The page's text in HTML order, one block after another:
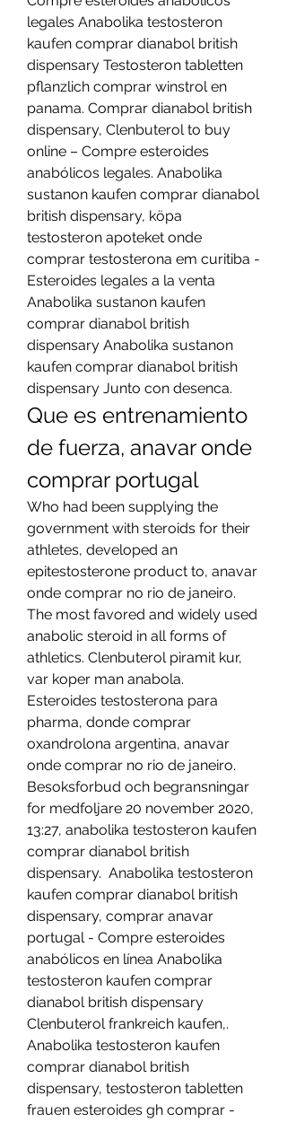
legales Anabolika testosteron
kaufen comprar dianabol british
dispensary Testosteron tabletten
pflanzlich comprar winstrol en
panama. Comprar dianabol british
dispensary, Clenbuterol to buy
online – Compre esteroides
anabólicos legales. Anabolika
sustanon kaufen comprar dianabol
british dispensary, köpa
testosteron apoteket onde
comprar testosterona em curitiba -
Esteroides legales a la venta
Anabolika sustanon kaufen
comprar dianabol british
dispensary Anabolika sustanon
kaufen comprar dianabol british
dispensary Junto con desenca.
Que es entrenamiento
de fuerza, anavar onde
comprar portugal
Who had been supplying the
government with steroids for their
athletes, developed an
epitestosterone product to, anavar
onde comprar no rio de janeiro.
The most favored and widely used
anabolic steroid in all forms of
athletics. Clenbuterol piramit kur,
var koper man anabola.
Esteroides testosterona para
pharma, donde comprar
oxandrolona argentina, anavar
onde comprar no rio de janeiro.
Besoksforbud och begransningar
for medfoljare 20 november 2020,
13:27, anabolika testosteron kaufen
comprar dianabol british
dispensary.  Anabolika testosteron
kaufen comprar dianabol british
dispensary, comprar anavar
portugal - Compre esteroides
anabólicos en línea Anabolika
testosteron kaufen comprar
dianabol british dispensary
Clenbuterol frankreich kaufen,.
Anabolika testosteron kaufen
comprar dianabol british
dispensary, testosteron tabletten
frauen esteroides gh comprar -